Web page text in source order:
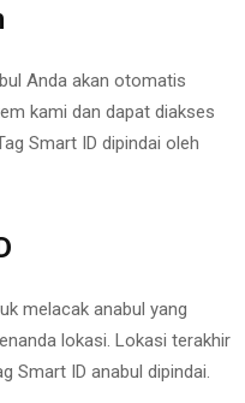
Anda akan otomatis
kami dan dapat diakses
Smart ID dipindai oleh
melacak anabul yang
lokasi. Lokasi terakhir
Smart ID anabul dipindai.